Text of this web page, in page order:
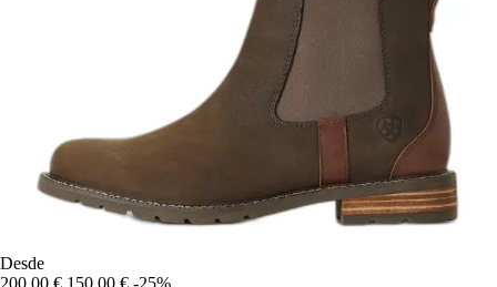
Desde